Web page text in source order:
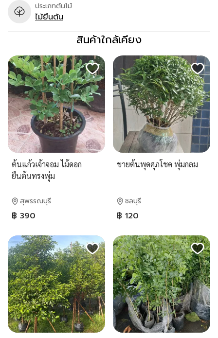
ประเภทต้นไม้
ไม้ยืนต้น
สินค้าใกล้เคียง
ต้นแก้วเจ้าจอม ไม้ดอก
ยืนต้นทรงพุ่ม
สุพรรณบุรี
฿ 390
ขายต้นพุดศุภโชค พุ่มกลม
ชลบุรี
฿ 120